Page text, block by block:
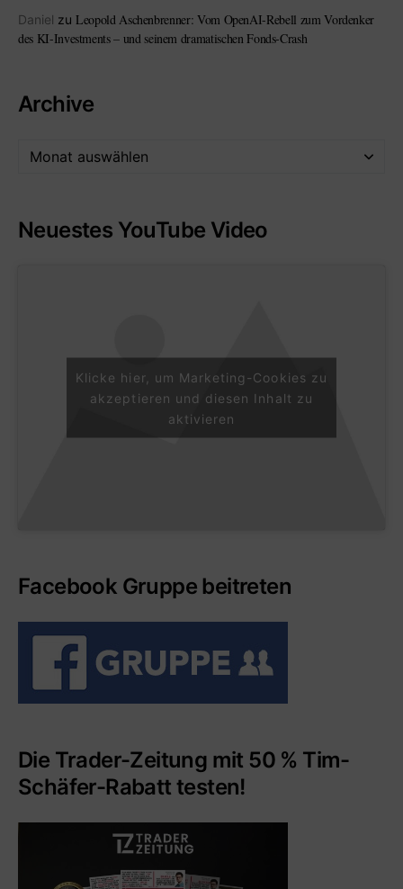
Daniel zu Leopold Aschenbrenner: Vom OpenAI-Rebell zum Vordenker
des KI-Investments – und seinem dramatischen Fonds-Crash
Archive
Neuestes YouTube Video
Klicke hier, um Marketing-Cookies zu
akzeptieren und diesen Inhalt zu
aktivieren
Facebook Gruppe beitreten
Die Trader-Zeitung mit 50 % Tim-
Schäfer-Rabatt testen!